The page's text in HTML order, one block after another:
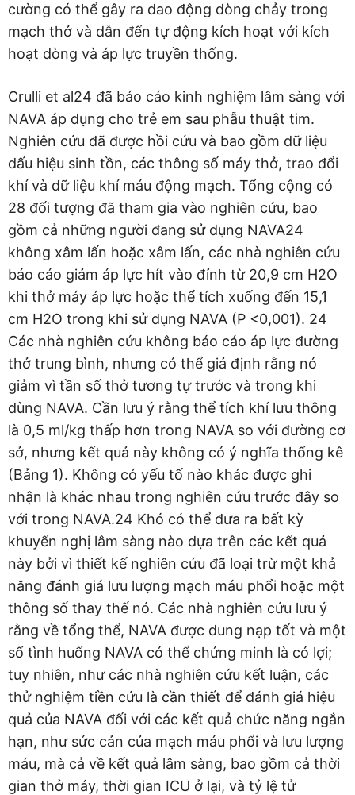
cường có thể gây ra dao động dòng chảy trong
mạch thở và dẫn đến tự động kích hoạt với kích
hoạt dòng và áp lực truyền thống.
Crulli et al24 đã báo cáo kinh nghiệm lâm sàng với
NAVA áp dụng cho trẻ em sau phẫu thuật tim.
Nghiên cứu đã được hồi cứu và bao gồm dữ liệu
dấu hiệu sinh tồn, các thông số máy thở, trao đổi
khí và dữ liệu khí máu động mạch. Tổng cộng có
28 đối tượng đã tham gia vào nghiên cứu, bao
gồm cả những người đang sử dụng NAVA24
không xâm lấn hoặc xâm lấn, các nhà nghiên cứu
báo cáo giảm áp lực hít vào đỉnh từ 20,9 cm H2O
khi thở máy áp lực hoặc thể tích xuống đến 15,1
cm H2O trong khi sử dụng NAVA (P <0,001). 24
Các nhà nghiên cứu không báo cáo áp lực đường
thở trung bình, nhưng có thể giả định rằng nó
giảm vì tần số thở tương tự trước và trong khi
dùng NAVA. Cần lưu ý rằng thể tích khí lưu thông
là 0,5 ml/kg thấp hơn trong NAVA so với đường cơ
sở, nhưng kết quả này không có ý nghĩa thống kê
(Bảng 1). Không có yếu tố nào khác được ghi
nhận là khác nhau trong nghiên cứu trước đây so
với trong NAVA.24 Khó có thể đưa ra bất kỳ
khuyến nghị lâm sàng nào dựa trên các kết quả
này bởi vì thiết kế nghiên cứu đã loại trừ một khả
năng đánh giá lưu lượng mạch máu phổi hoặc một
thông số thay thế nó. Các nhà nghiên cứu lưu ý
rằng về tổng thể, NAVA được dung nạp tốt và một
số tình huống NAVA có thể chứng minh là có lợi;
tuy nhiên, như các nhà nghiên cứu kết luận, các
thử nghiệm tiền cứu là cần thiết để đánh giá hiệu
quả của NAVA đối với các kết quả chức năng ngắn
hạn, như sức cản của mạch máu phổi và lưu lượng
máu, mà cả về kết quả lâm sàng, bao gồm cả thời
gian thở máy, thời gian ICU ở lại, và tỷ lệ tử